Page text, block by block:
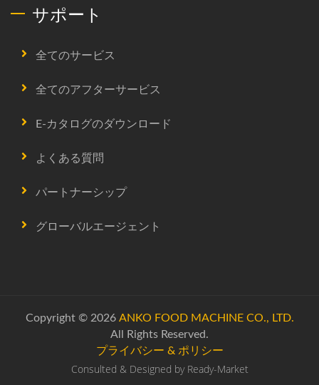
サポート
全てのサービス
全てのアフターサービス
E-カタログのダウンロード
よくある質問
パートナーシップ
グローバルエージェント
Copyright © 2026 ANKO FOOD MACHINE CO., LTD.
All Rights Reserved.
プライバシー & ポリシー
Consulted & Designed by Ready-Market